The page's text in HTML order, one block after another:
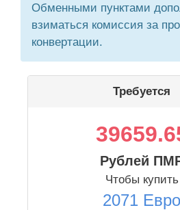
Обменными пунктами
взиматься комиссия за
конвертации.
Требуется
Рублей
Чтобы купить
2071 Евро